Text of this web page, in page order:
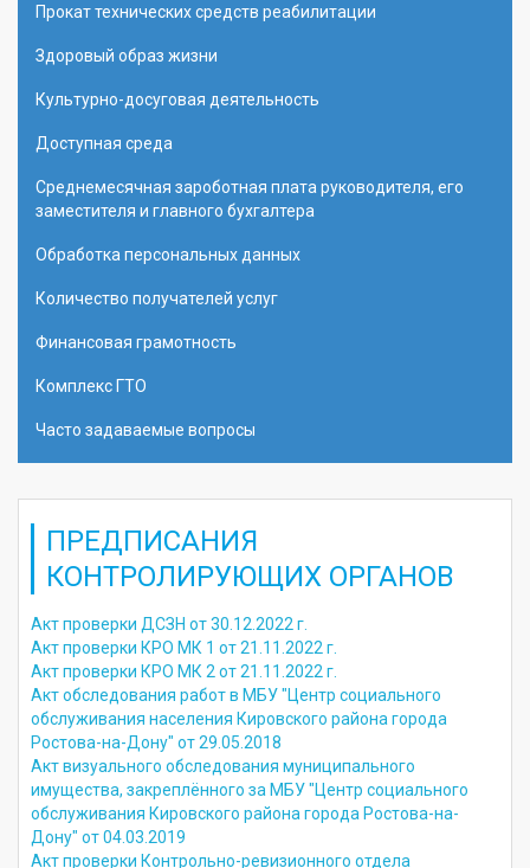
Прокат технических средств реабилитации
Здоровый образ жизни
Культурно-досуговая деятельность
Доступная среда
Среднемесячная зароботная плата руководителя, его
заместителя и главного бухгалтера
Обработка персональных данных
Количество получателей услуг
Финансовая грамотность
Комплекс ГТО
Часто задаваемые вопросы
ПРЕДПИСАНИЯ
КОНТРОЛИРУЮЩИХ ОРГАНОВ
Акт проверки ДСЗН от 30.12.2022 г.
Акт проверки КРО МК 1 от 21.11.2022 г.
Акт проверки КРО МК 2 от 21.11.2022 г.
Акт обследования работ в МБУ "Центр социального
обслуживания населения Кировского района города
Ростова-на-Дону" от 29.05.2018
Акт визуального обследования муниципального
имущества, закреплённого за МБУ "Центр социального
обслуживания Кировского района города Ростова-на-
Дону" от 04.03.2019
Акт проверки Контрольно-ревизионного отдела